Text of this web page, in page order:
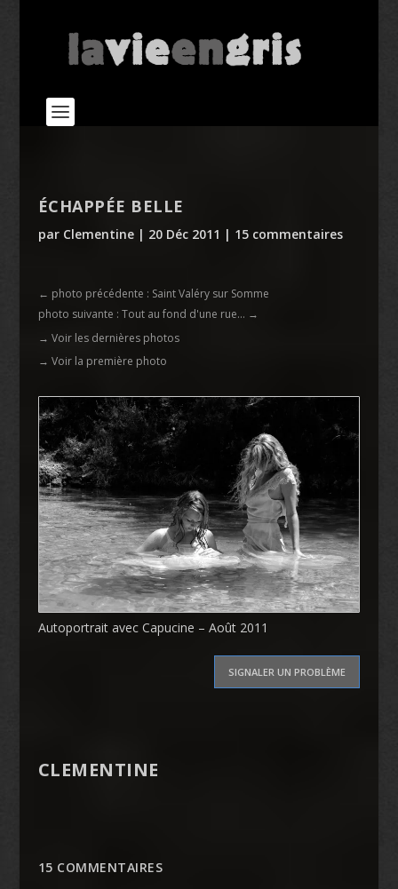
ÉCHAPPÉE BELLE
par Clementine| 20 Déc 2011 | 15 commentaires
← photo précédente : Saint Valéry sur Somme
photo suivante : Tout au fond d'une rue... →
→ Voir les dernières photos
→ Voir la première photo
Autoportrait avec Capucine – Août 2011
SIGNALER UN PROBLÈME
CLEMENTINE
15 COMMENTAIRES